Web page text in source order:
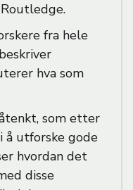
fra hele
hva som
som etter
å utforske gode
hvordan det
disse